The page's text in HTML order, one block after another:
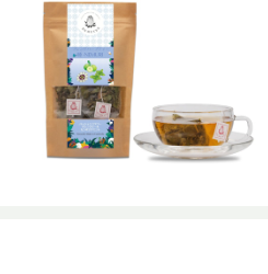
ブレンドハーブティー 睡-NEMURI
普通サイズ
¥1,240